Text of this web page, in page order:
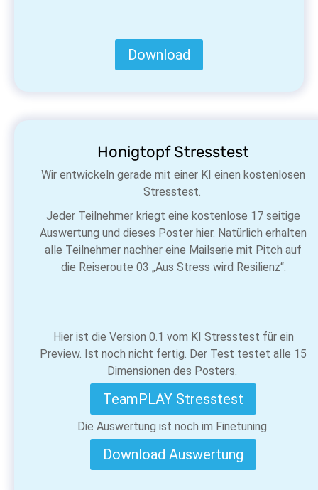
Download
Honigtopf Stresstest
Wir entwickeln gerade mit einer KI einen kostenlosen
Stresstest.
Jeder Teilnehmer kriegt eine kostenlose 17 seitige
Auswertung und dieses Poster hier. Natürlich erhalten
alle Teilnehmer nachher eine Mailserie mit Pitch auf
die Reiseroute 03 „Aus Stress wird Resilienz“.
Hier ist die Version 0.1 vom KI Stresstest für ein
Preview. Ist noch nicht fertig. Der Test testet alle 15
Dimensionen des Posters.
TeamPLAY Stresstest
Die Auswertung ist noch im Finetuning.
Download Auswertung